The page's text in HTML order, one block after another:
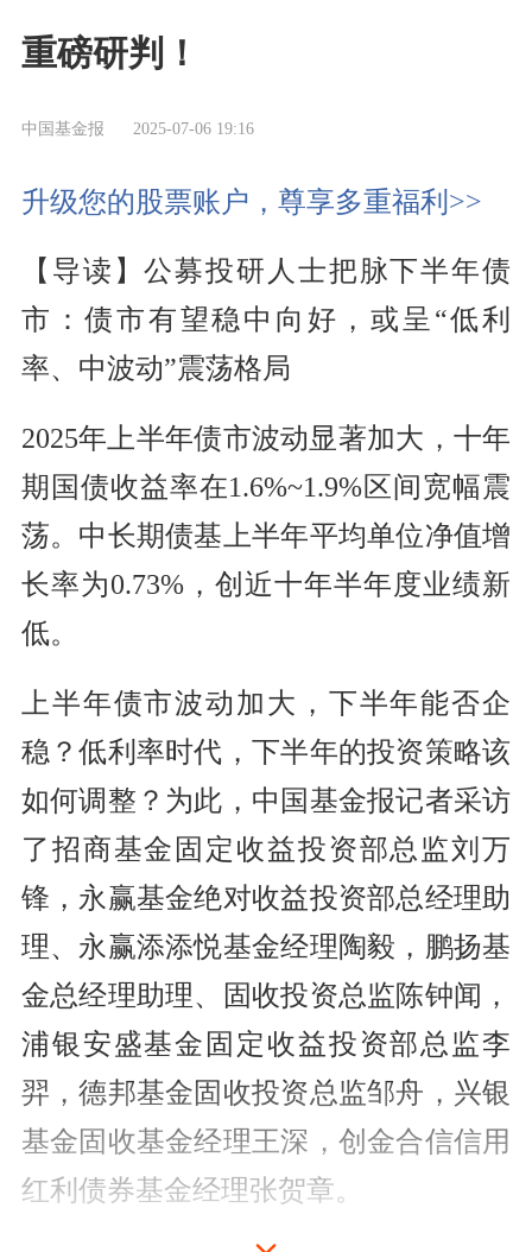
重磅研判！
中国基金报 2025-07-06 19:16
升级您的股票账户，尊享多重福利>>
【导读】公募投研人士把脉下半年债
市：债市有望稳中向好，或呈“低利
率、中波动”震荡格局
2025年上半年债市波动显著加大，十年
期国债收益率在1.6%~1.9%区间宽幅震
荡。中长期债基上半年平均单位净值增
长率为0.73%，创近十年半年度业绩新
低。
上半年债市波动加大，下半年能否企
稳？低利率时代，下半年的投资策略该
如何调整？为此，中国基金报记者采访
了招商基金固定收益投资部总监刘万
锋，永赢基金绝对收益投资部总经理助
理、永赢添添悦基金经理陶毅，鹏扬基
金总经理助理、固收投资总监陈钟闻，
浦银安盛基金固定收益投资部总监李
羿，德邦基金固收投资总监邹舟，兴银
基金固收基金经理王深，创金合信信用
红利债券基金经理张贺章。